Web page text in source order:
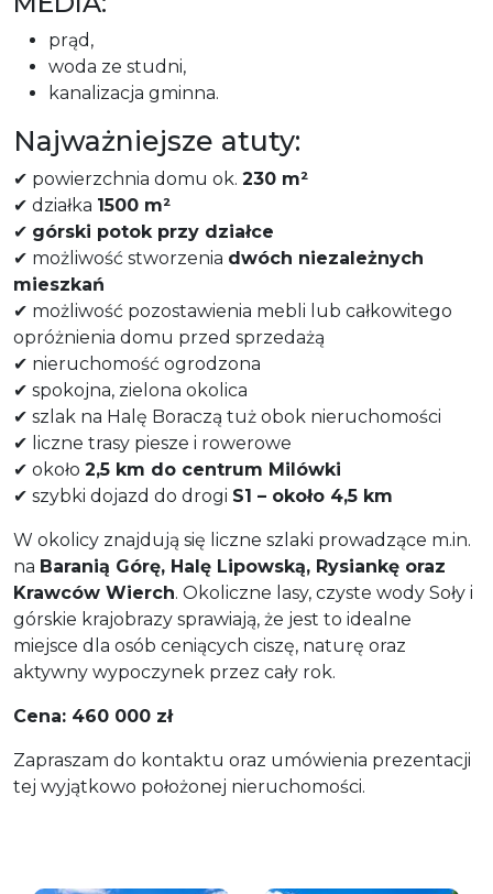
prąd,
woda ze studni,
kanalizacja gminna.
Najważniejsze atuty:
✔ powierzchnia domu ok. 230 m²
✔ działka 1500 m²
✔ górski potok przy działce
✔ możliwość stworzenia dwóch niezależnych
mieszkań
✔ możliwość pozostawienia mebli lub całkowitego
opróżnienia domu przed sprzedażą
✔ nieruchomość ogrodzona
✔ spokojna, zielona okolica
✔ szlak na Halę Boraczą tuż obok nieruchomości
✔ liczne trasy piesze i rowerowe
✔ około 2,5 km do centrum Milówki
✔ szybki dojazd do drogi S1 – około 4,5 km
W okolicy znajdują się liczne szlaki prowadzące m.in.
na Baranią Górę, Halę Lipowską, Rysiankę oraz
Krawców Wierch. Okoliczne lasy, czyste wody Soły i
górskie krajobrazy sprawiają, że jest to idealne
miejsce dla osób ceniących ciszę, naturę oraz
aktywny wypoczynek przez cały rok.
Cena: 460 000 zł
Zapraszam do kontaktu oraz umówienia prezentacji
tej wyjątkowo położonej nieruchomości.